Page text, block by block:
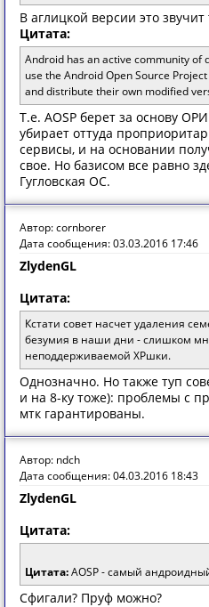
В аглицкой версии это звучит
Цитата:
Android has an active community of
use the Android Open Source
and distribute their own modified
Т.е. AOSP берет за основу
убирает оттуда
сервисы, и на основании
свое. Но базисом все равно
Гугловская ОС.
Автор: cornborer
Дата сообщения: 03.03.2016 17:46
ZlydenGL
Цитата:
Кстати совет насчет удаления
безумия в наши дни - слишком
неподдерживаемой ХРшки.
Однозначно. Но также туп
и на 8-ку тоже): проблемы с
мтк гарантированы.
Автор: ndch
Дата сообщения: 04.03.2016 18:43
ZlydenGL
Цитата:
Цитата:AOSP - самый
Сфигали? Пруф можно?